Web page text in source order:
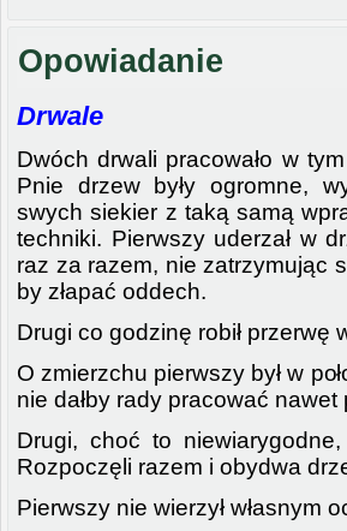
Opowiadanie
Drwale
Dwóch drwali pracowało w
Pnie drzew były ogromne,
swych siekier z taką samą
techniki. Pierwszy uderzał w
raz za razem, nie zatrzymując
by złapać oddech.
Drugi co godzinę robił przerwę
O zmierzchu pierwszy był w
nie dałby rady pracować nawet
Drugi, choć to
Rozpoczęli razem i obydwa
Pierwszy nie wierzył własnym